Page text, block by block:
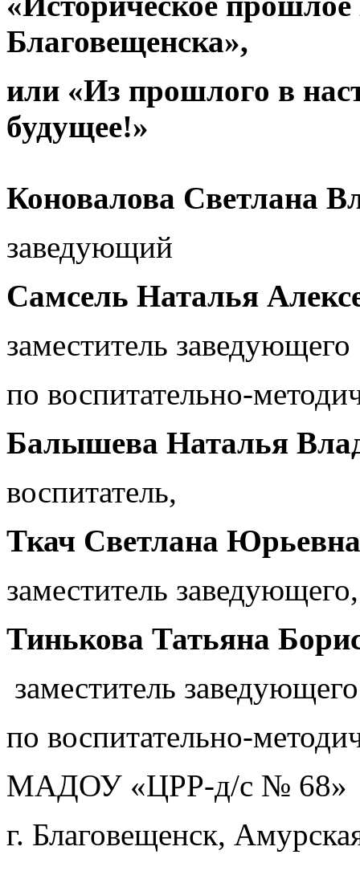
Благовещенска»,
или «Из прошлого в
будущее!»
Коновалова Светлана
заведующий
Самсель Наталья
заместитель заведующего
по воспитательно-
Балышева Наталья
воспитатель,
Ткач Светлана Юрьевна
заместитель заведующего,
Тинькова Татьяна
заместитель заведующего
по воспитательно-
МАДОУ «ЦРР-д/с № 68»
г. Благовещенск,